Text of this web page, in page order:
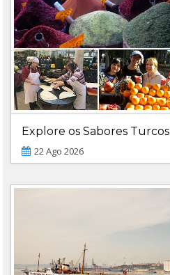
Explore os Sabores Turcos
22 Ago 2026